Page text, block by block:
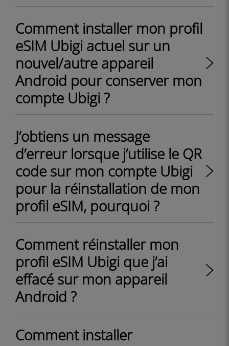
Comment installer mon profil
eSIM Ubigi actuel sur un
nouvel/autre appareil
Android pour conserver mon
compte Ubigi ?
J’obtiens un message
d’erreur lorsque j’utilise le QR
code sur mon compte Ubigi
pour la réinstallation de mon
profil eSIM, pourquoi ?
Comment réinstaller mon
profil eSIM Ubigi que j’ai
effacé sur mon appareil
Android ?
Comment installer